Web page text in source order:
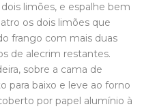
limões, e espalhe bem
os dois limões que
frango com mais duas
de alecrim restantes.
sobre a cama de
para baixo e leve ao forno
por papel alumínio à